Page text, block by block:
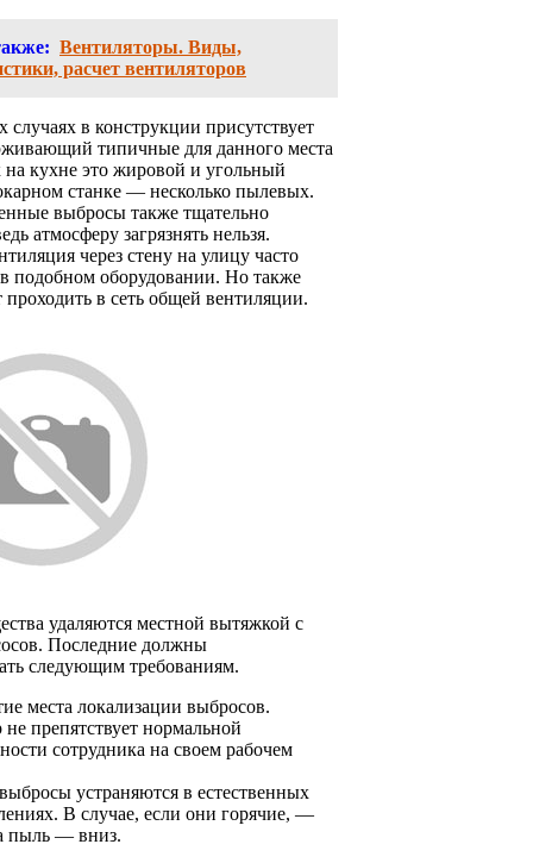
Вентиляторы. Виды,
расчет вентиляторов
случаях в конструкции присутствует
типичные для данного места
кухне это жировой и угольный
станке — несколько пылевых.
выбросы также тщательно
атмосферу загрязнять нельзя.
через стену на улицу часто
подобном оборудовании. Но также
проходить в сеть общей вентиляции.
удаляются местной вытяжкой с
Последние должны
следующим требованиям.
места локализации выбросов.
препятствует нормальной
сотрудника на своем рабочем
устраняются в естественных
В случае, если они горячие, —
пыль — вниз.